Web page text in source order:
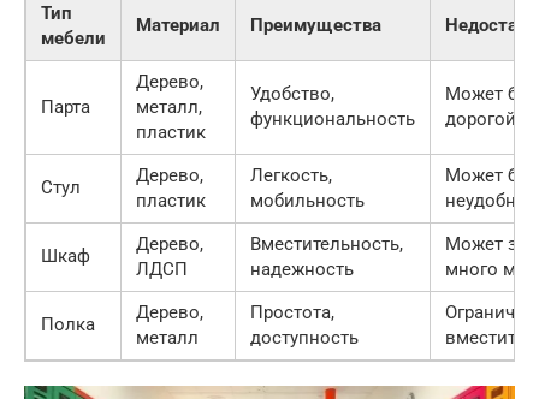
Тип
мебели
Материал Преимущества
Парта
Дерево,
металл,
пластик
Удобство,
функциональность
Может
дорогой
Стул
Дерево,
пластик
Легкость,
мобильность
Может
Шкаф
Дерево,
ЛДСП
Вместительность,
надежность
Может
много
Полка
Дерево,
металл
Простота,
доступность